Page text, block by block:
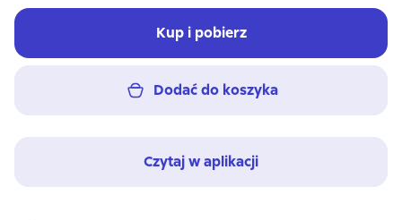
Kup i pobierz
Dodać do koszyka
Czytaj w aplikacji